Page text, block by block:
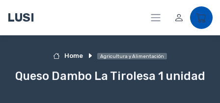
LUSI
Home Agricultura y Alimentación
Queso Dambo La Tirolesa 1 unidad